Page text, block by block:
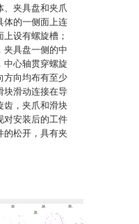
、夹具盘和夹爪
体的一侧面上连
设有螺旋槽；
夹具盘一侧的中
中心轴贯穿螺旋
方向均布有至少
块滑动连接在导
齿，夹爪和滑块
对安装后的工件
的松开，具有夹